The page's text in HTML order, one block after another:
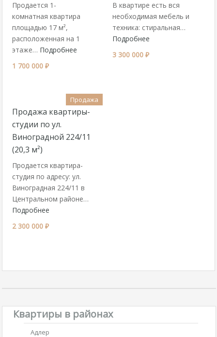
Продается 1-
комнатная квартира
площадью 17 м²,
расположенная на 1
этаже… Подробнее
1 700 000 ₽
В квартире есть вся
необходимая мебель и
техника: стиральная…
Подробнее
3 300 000 ₽
Продажа
Продажа квартиры-
студии по ул.
Виноградной 224/11
(20,3 м²)
Продается квартира-
студия по адресу: ул.
Виноградная 224/11 в
Центральном районе…
Подробнее
2 300 000 ₽
Квартиры в районах
Адлер